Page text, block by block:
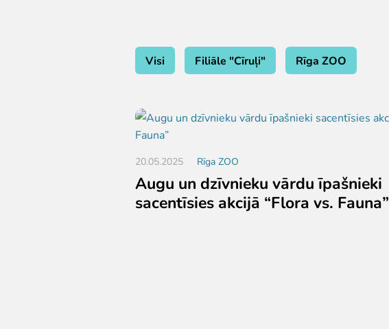
Visi Filiāle "Cīruļi" Rīga ZOO
20.05.2025 Rīga ZOO
Augu un dzīvnieku vārdu īpašnieki
sacentīsies akcijā “Flora vs. Fauna”